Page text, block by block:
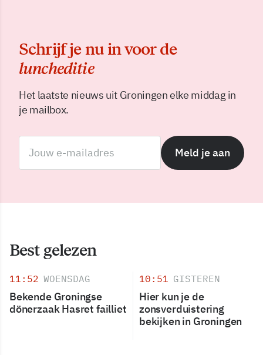
Schrijf je nu in voor de
luncheditie
Het laatste nieuws uit Groningen elke middag in
je mailbox.
Meld je aan
Best gelezen
11:52 WOENSDAG
Bekende Groningse
dönerzaak Hasret failliet
10:51 GISTEREN
Hier kun je de
zonsverduistering
bekijken in Groningen